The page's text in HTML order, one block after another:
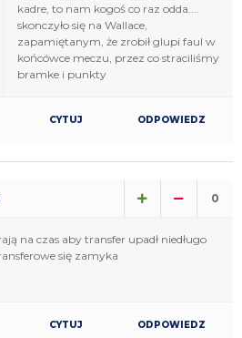
kadre, to nam kogoś co raz odda....
skonczyło się na Wallace,
zapamiętanym, że zrobił glupi faul w
końcówce meczu, przez co straciliśmy
bramke i punkty
CYTUJ ODPOWIEDZ
0
na czas aby transfer upadł niedługo
się zamyka
CYTUJ ODPOWIEDZ